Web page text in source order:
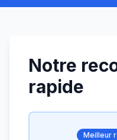
Notre
rapide
Meilleur